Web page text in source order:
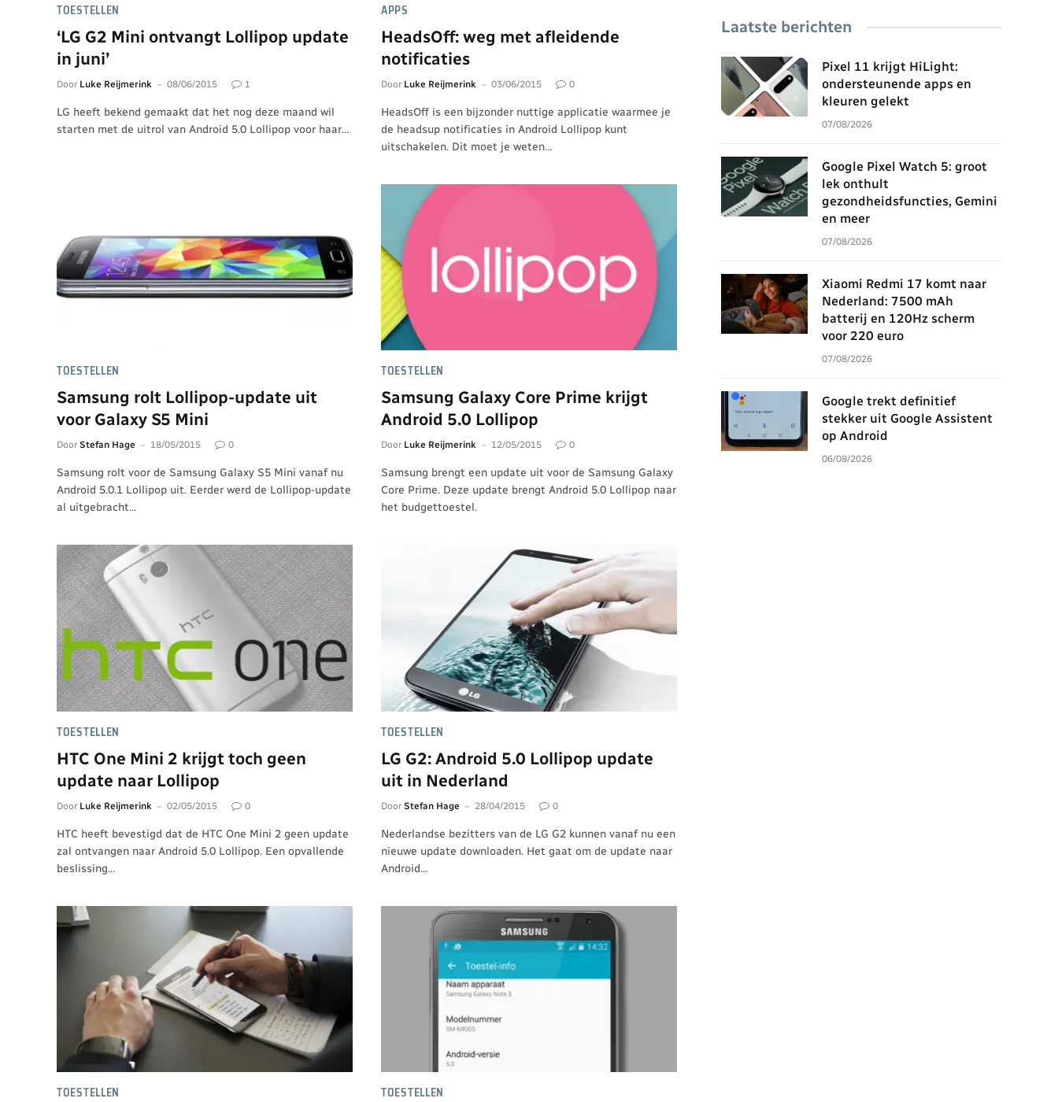
TOESTELLEN
‘LG G2 Mini ontvangt Lollipop update
in juni’
Door Luke Reijmerink 08/06/2015 1
LG heeft bekend gemaakt dat het nog deze maand wil
starten met de uitrol van Android 5.0 Lollipop voor haar…
APPS
HeadsOff: weg met afleidende
notificaties
Door Luke Reijmerink 03/06/2015 0
HeadsOff is een bijzonder nuttige applicatie waarmee je
de headsup notificaties in Android Lollipop kunt
uitschakelen. Dit moet je weten…
TOESTELLEN
Samsung rolt Lollipop-update uit
voor Galaxy S5 Mini
Door Stefan Hage 18/05/2015 0
Samsung rolt voor de Samsung Galaxy S5 Mini vanaf nu
Android 5.0.1 Lollipop uit. Eerder werd de Lollipop-update
al uitgebracht…
TOESTELLEN
Samsung Galaxy Core Prime krijgt
Android 5.0 Lollipop
Door Luke Reijmerink 12/05/2015 0
Samsung brengt een update uit voor de Samsung Galaxy
Core Prime. Deze update brengt Android 5.0 Lollipop naar
het budgettoestel.
TOESTELLEN
HTC One Mini 2 krijgt toch geen
update naar Lollipop
Door Luke Reijmerink 02/05/2015 0
HTC heeft bevestigd dat de HTC One Mini 2 geen update
zal ontvangen naar Android 5.0 Lollipop. Een opvallende
beslissing…
TOESTELLEN
LG G2: Android 5.0 Lollipop update
uit in Nederland
Door Stefan Hage 28/04/2015 0
Nederlandse bezitters van de LG G2 kunnen vanaf nu een
nieuwe update downloaden. Het gaat om de update naar
Android…
TOESTELLEN TOESTELLEN
Laatste berichten
Pixel 11 krijgt HiLight:
ondersteunende apps en
kleuren gelekt
07/08/2026
Google Pixel Watch 5: groot
lek onthult
gezondheidsfuncties, Gemini
en meer
07/08/2026
Xiaomi Redmi 17 komt naar
Nederland: 7500 mAh
batterij en 120Hz scherm
voor 220 euro
07/08/2026
Google trekt definitief
stekker uit Google Assistent
op Android
06/08/2026